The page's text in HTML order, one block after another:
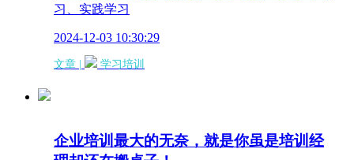
习、实践学习
2024-12-03 10:30:29
文章 | 学习培训
企业培训最大的无奈，就是你虽是培训经